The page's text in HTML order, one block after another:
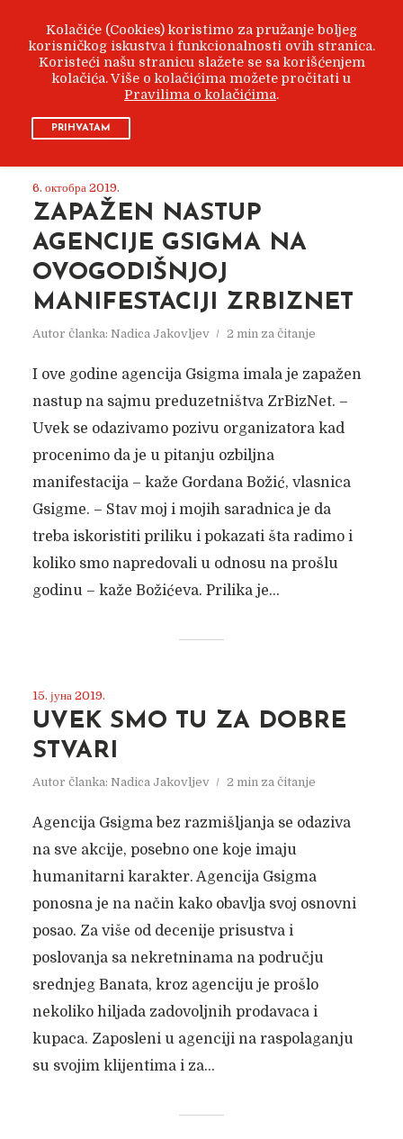
6. октобра 2019.
ZAPAŽEN NASTUP
AGENCIJE GSIGMA NA
OVOGODIŠNJOJ
MANIFESTACIJI ZRBIZNET
Autor članka: Nadica Jakovljev 2 min za čitanje
I ove godine agencija Gsigma imala je zapažen
nastup na sajmu preduzetništva ZrBizNet. –
Uvek se odazivamo pozivu organizatora kad
procenimo da je u pitanju ozbiljna
manifestacija – kaže Gordana Božić, vlasnica
Gsigme. – Stav moj i mojih saradnica je da
treba iskoristiti priliku i pokazati šta radimo i
koliko smo napredovali u odnosu na prošlu
godinu – kaže Božićeva. Prilika je...
15. јуна 2019.
UVEK SMO TU ZA DOBRE
STVARI
Autor članka: Nadica Jakovljev 2 min za čitanje
Agencija Gsigma bez razmišljanja se odaziva
na sve akcije, posebno one koje imaju
humanitarni karakter. Agencija Gsigma
ponosna je na način kako obavlja svoj osnovni
posao. Za više od decenije prisustva i
poslovanja sa nekretninama na području
srednjeg Banata, kroz agenciju je prošlo
nekoliko hiljada zadovoljnih prodavaca i
kupaca. Zaposleni u agenciji na raspolaganju
su svojim klijentima i za...
Kolačiće (Cookies) koristimo za pružanje boljeg
korisničkog iskustva i funkcionalnosti ovih stranica.
Koristeći našu stranicu slažete se sa korišćenjem
kolačića. Više o kolačićima možete pročitati u
Pravilima o kolačićima.
PRIHVATAM